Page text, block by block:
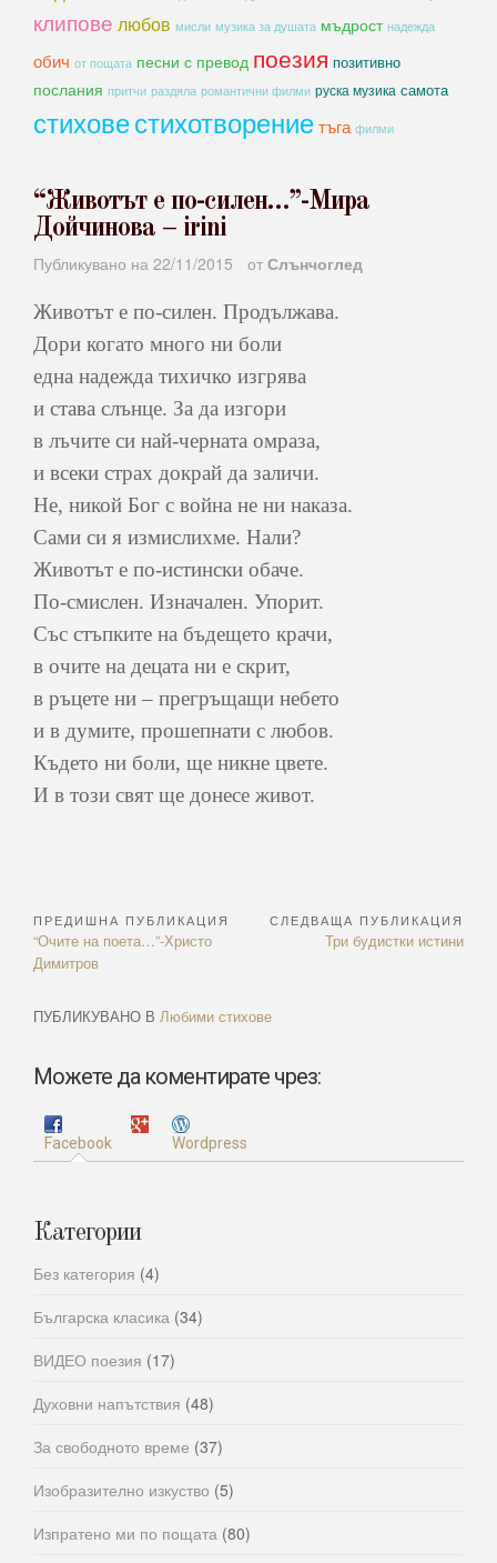
клипове любов мисли музика за душата мъдрост надежда
обич от пощата песни с превод поезия позитивно
послания притчи раздяла романтични филми руска музика самота
стиховестихотворениетъга филми
“Животът е по-силен…”-Мира
Дойчинова – irini
Публикувано на 22/11/2015 от Слънчоглед
Животът е по-силен. Продължава.
Дори когато много ни боли
една надежда тихичко изгрява
и става слънце. За да изгори
в лъчите си най-черната омраза,
и всеки страх докрай да заличи.
Не, никой Бог с война не ни наказа.
Сами си я измислихме. Нали?
Животът е по-истински обаче.
По-смислен. Изначален. Упорит.
Със стъпките на бъдещето крачи,
в очите на децата ни е скрит,
в ръцете ни – прегръщащи небето
и в думите, прошепнати с любов.
Където ни боли, ще никне цвете.
И в този свят ще донесе живот.
Навигация
ПРЕДИШНА ПУБЛИКАЦИЯ
Previous
Article:
“Очите на поета…”-Христо
Димитров
СЛЕДВАЩА ПУБЛИКАЦИЯ
Next
Три будистки истини
ПУБЛИКУВАНО В Любими стихове
Можете да коментирате чрез:
Facebook Wordpress
Категории
Без категория (4)
Българска класика (34)
ВИДЕО поезия (17)
Духовни напътствия (48)
За свободното време (37)
Изобразително изкуство (5)
Изпратено ми по пощата (80)